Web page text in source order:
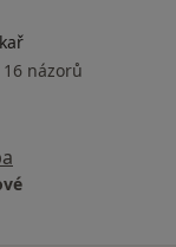
16 názorů